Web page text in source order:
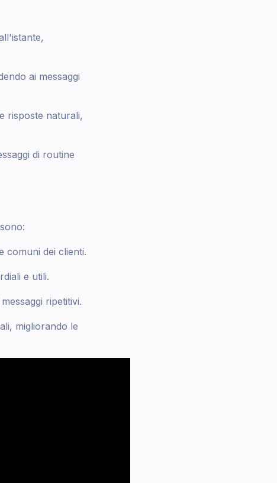
ai messaggi
risposte naturali,
di routine
comuni dei clienti.
e utili.
ripetitivi.
migliorando le